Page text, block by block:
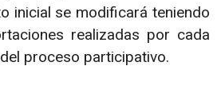
inicial se modificará teniendo
realizadas por cada
proceso participativo.